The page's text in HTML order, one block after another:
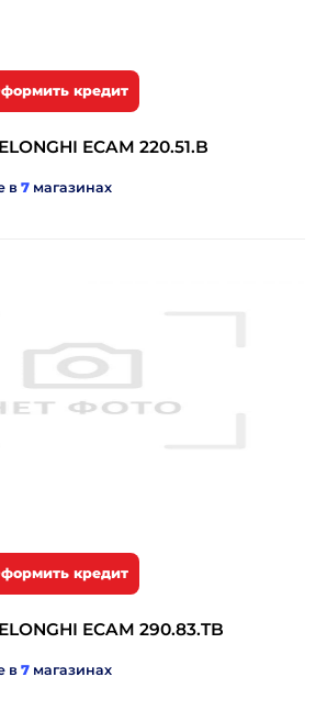
кредит
ECAM 220.51.B
в 7 магазинах
кредит
ECAM 290.83.TB
в 7 магазинах